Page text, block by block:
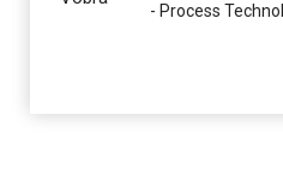
- Process